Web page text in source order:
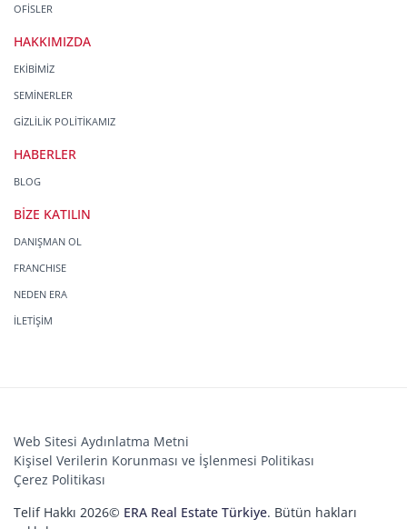
OFİSLER
HAKKIMIZDA
EKİBİMİZ
SEMİNERLER
GİZLİLİK POLİTİKAMIZ
HABERLER
BLOG
BİZE KATILIN
DANIŞMAN OL
FRANCHISE
NEDEN ERA
İLETİŞİM
Web Sitesi Aydınlatma Metni
Kişisel Verilerin Korunması ve İşlenmesi Politikası
Çerez Politikası
Telif Hakkı 2026© ERA Real Estate Türkiye. Bütün hakları